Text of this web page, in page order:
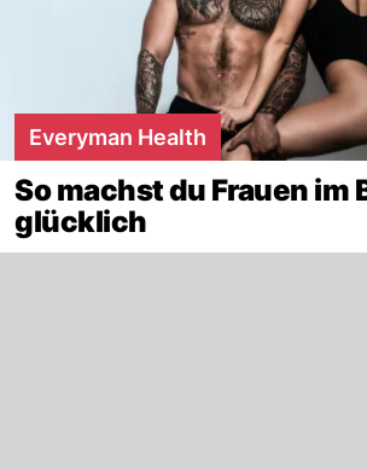
Everyman Health
So machst du Frauen im
glücklich